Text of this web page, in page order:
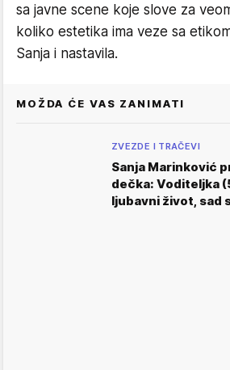
sa javne scene koje slove za
koliko estetika ima veze sa
Sanja i nastavila.
MOŽDA ĆE VAS ZANIMATI
ZVEZDE I TRAČEVI
Sanja Marinković
dečka: Voditeljka
ljubavni život, sad